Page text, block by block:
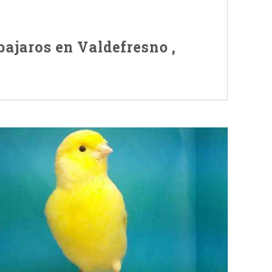
en Valdefresno ,